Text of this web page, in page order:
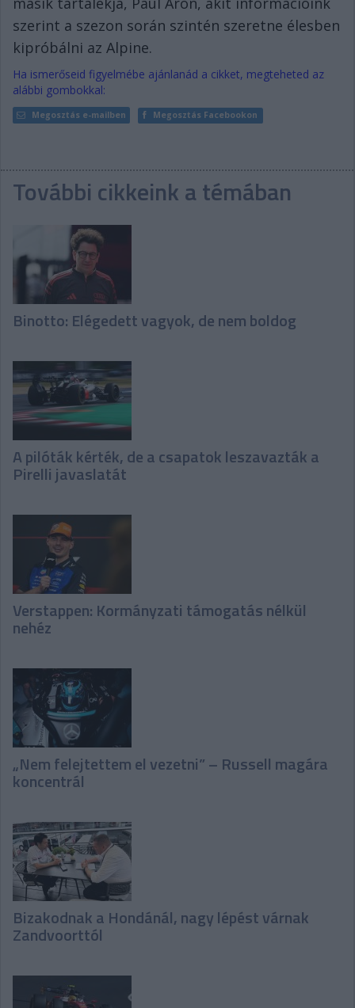
szerint a szezon során szintén szeretne élesben
kipróbálni az Alpine.
Ha ismerőseid figyelmébe ajánlanád a cikket, megteheted az
alábbi gombokkal:
Megosztás e-mailben Megosztás Facebookon
További cikkeink a témában
Binotto: Elégedett vagyok, de nem boldog
A pilóták kérték, de a csapatok leszavazták a
Pirelli javaslatát
Verstappen: Kormányzati támogatás nélkül
nehéz
„Nem felejtettem el vezetni” – Russell magára
koncentrál
Bizakodnak a Hondánál, nagy lépést várnak
Zandvoorttól